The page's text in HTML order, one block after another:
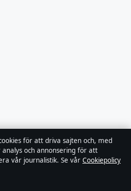
för att driva sajten och, med
och annonsering för att
vår journalistik. Se vår Cookiepolicy